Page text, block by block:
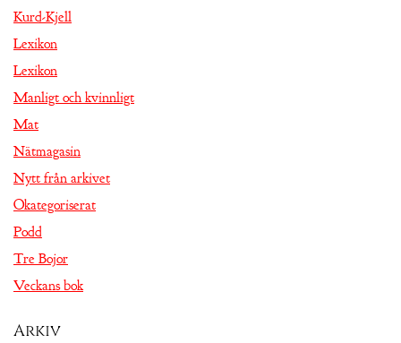
Kurd-Kjell
Lexikon
Lexikon
Manligt och kvinnligt
Mat
Nätmagasin
Nytt från arkivet
Okategoriserat
Podd
Tre Bojor
Veckans bok
Arkiv